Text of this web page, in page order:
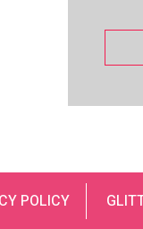
POLICY